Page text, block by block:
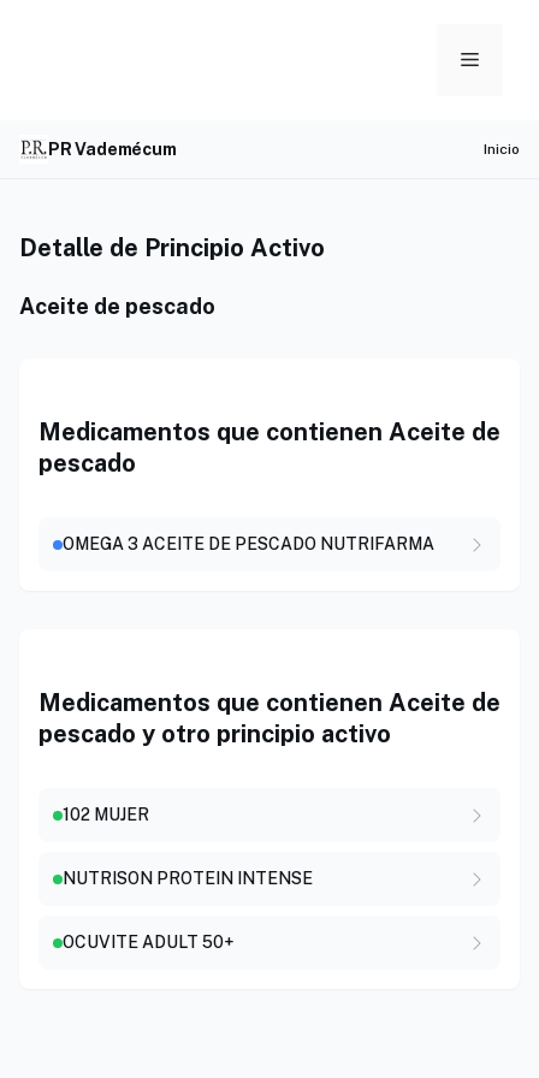
Menu
PR Vademécum Inicio
Detalle de Principio Activo
Aceite de pescado
Medicamentos que contienen Aceite de
pescado
OMEGA 3 ACEITE DE PESCADO NUTRIFARMA
Medicamentos que contienen Aceite de
pescado y otro principio activo
102 MUJER
NUTRISON PROTEIN INTENSE
OCUVITE ADULT 50+